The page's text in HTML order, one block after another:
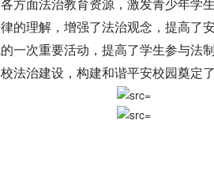
面法治教育资源，激发青少年学
的理解，增强了法治观念，提高了
次重要活动，提高了学生参与法
法治建设，构建和谐平安校园奠定了